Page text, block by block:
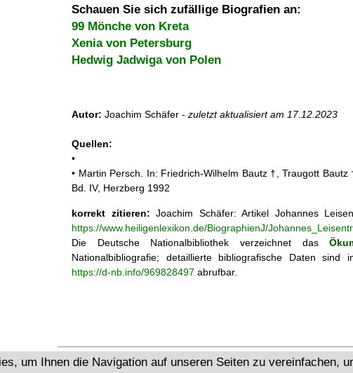
Schauen Sie sich zufällige Biografien an:
99 Mönche von Kreta
Xenia von Petersburg
Hedwig Jadwiga von Polen
Autor: Joachim Schäfer - zuletzt aktualisiert am 17.12.2023
Quellen:
•
• Martin Persch. In: Friedrich-Wilhelm Bautz †, Traugott
Bd. IV, Herzberg 1992
korrekt zitieren: Joachim Schäfer: Artikel Johannes
https://www.heiligenlexikon.de/BiographienJ/
Die Deutsche Nationalbibliothek verzeichnet das
Nationalbibliografie; detaillierte bibliografische Daten sind
https://d-nb.info/969828497 abrufbar.
Ökumenisches
um Ihnen die Navigation auf unseren Seiten zu vereinfachen,